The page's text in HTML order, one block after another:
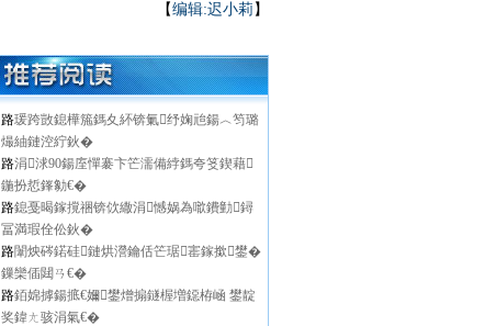
【编辑:迟小莉 】
路瑗跨敳鎴樺箷鎷夊紑锛氭纾婅兘鍚︿笉璐
熶紬鏈涳紵鈥�
路涓浗90鍚庢憚褰卞笀濡備綍鎷夸笅鍥藉
鍦扮悊鎽勨€�
路鎴戞暍鎵撹祵锛佽繖涓憾娲為噷鐨勭鐞
冨満瑕佺伀鈥�
路闈炴硶鍩硅鏈烘瀯鑰佸笀琚寚鎵撳鐢�
鏁欒偛閮ㄢ€�
路銆婂摢鍚掋€嬭鐢熷搧鐩楃増鐚栫崡 鐢靛
奖鍏ㄤ骇涓氣€�